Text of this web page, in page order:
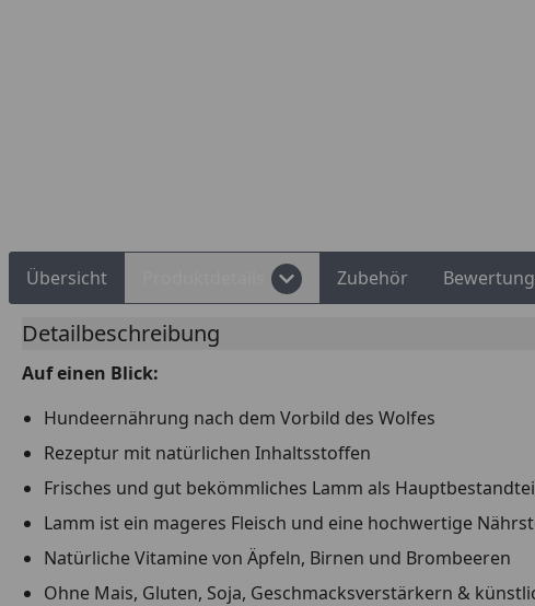
Übersicht Zubehör
Detailbeschreibung
Auf einen Blick:
Hundeernährung nach dem Vorbild des Wolfes
Rezeptur mit natürlichen Inhaltsstoffen
Frisches und gut bekömmliches Lamm als
Lamm ist ein mageres Fleisch und eine hochwertige
Natürliche Vitamine von Äpfeln, Birnen und Brombeeren
Ohne Mais, Gluten, Soja, Geschmacksverstärkern &